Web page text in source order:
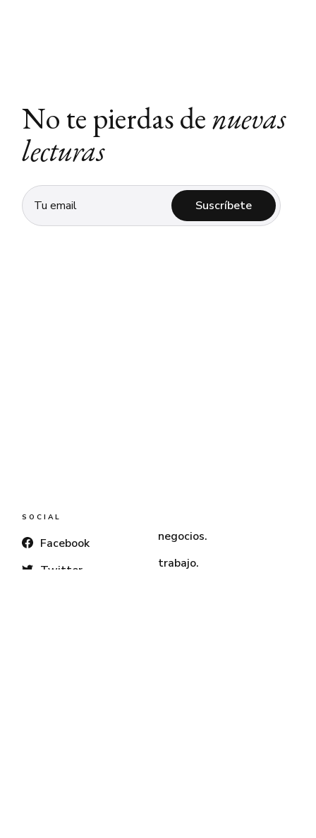
No te pierdas denuevas
lecturas
Suscríbete
SOCIAL
Facebook
Twitter
negocios.
trabajo.